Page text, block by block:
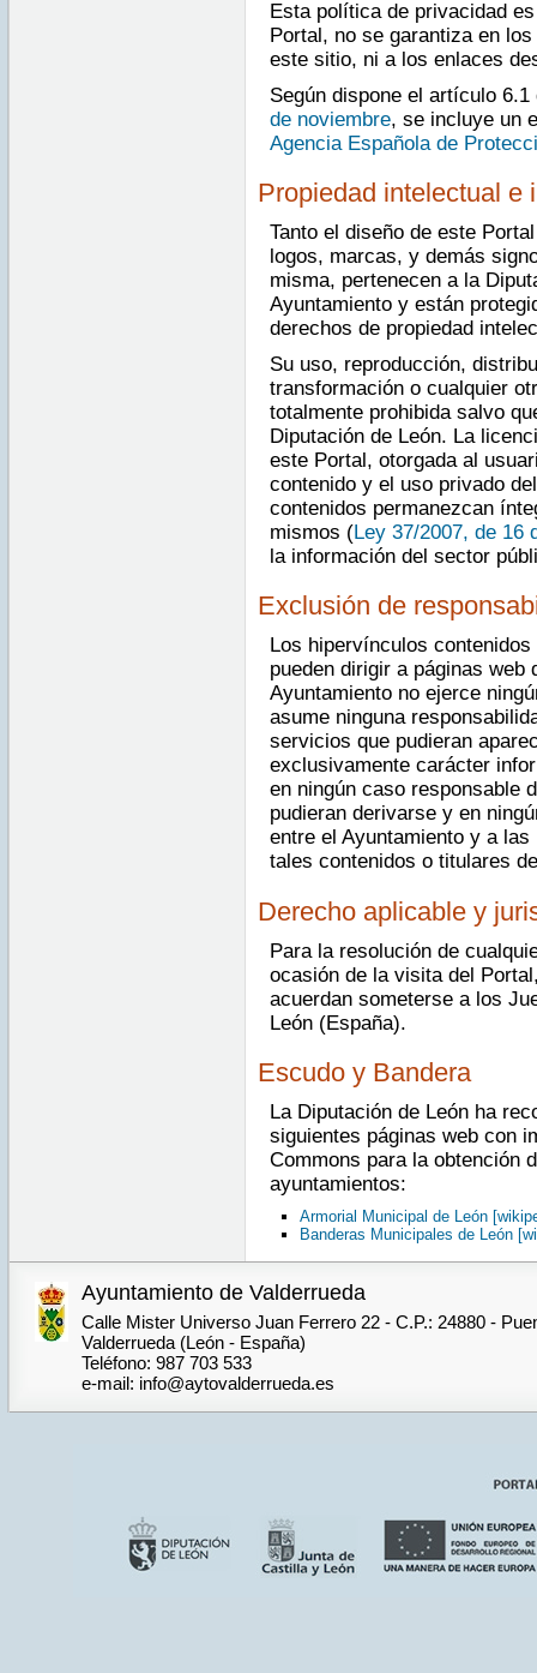
Esta política de privacidad
Portal, no se garantiza en
este sitio, ni a los enlaces
Según dispone el artículo
de noviembre, se incluye un
Agencia Española de
Propiedad intelectual e
Tanto el diseño de este
logos, marcas, y demás
misma, pertenecen a la
Ayuntamiento y están
derechos de propiedad
Su uso, reproducción,
transformación o cualquier
totalmente prohibida salvo
Diputación de León. La
este Portal, otorgada al
contenido y el uso privado
contenidos permanezcan
mismos (Ley 37/2007, de 16
la información del sector
Exclusión de
Los hipervínculos
pueden dirigir a páginas
Ayuntamiento no ejerce
asume ninguna
servicios que pudieran
exclusivamente carácter
en ningún caso responsable
pudieran derivarse y en
entre el Ayuntamiento y a
tales contenidos o titulares
Derecho aplicable y
Para la resolución de
ocasión de la visita del
acuerdan someterse a los
León (España).
Escudo y Bandera
La Diputación de León ha
siguientes páginas web con
Commons para la obtención
ayuntamientos:
Armorial Municipal de León
Banderas Municipales de León
Ayuntamiento de Valderrueda
Calle Mister Universo Juan Ferrero 22 - C.P.: 24880 -
Valderrueda (León - España)
Teléfono: 987 703 533
e-mail: info@aytovalderrueda.es